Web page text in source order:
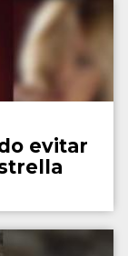
evitar